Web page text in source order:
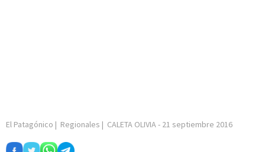
El Patagónico | Regionales | CALETA OLIVIA- 21 septiembre 2016